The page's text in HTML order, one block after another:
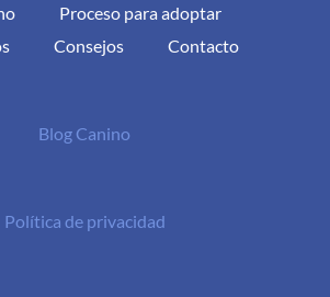
Proceso para adoptar
Consejos Contacto
Blog Canino
Política de privacidad